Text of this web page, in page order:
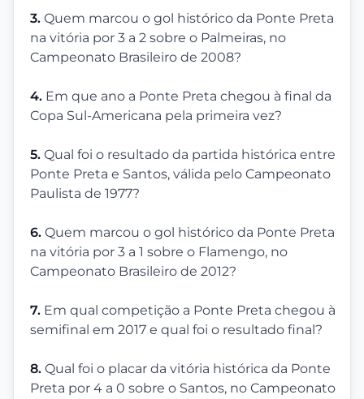
3. Quem marcou o gol histórico da Ponte Preta
na vitória por 3 a 2 sobre o Palmeiras, no
Campeonato Brasileiro de 2008?
4. Em que ano a Ponte Preta chegou à final da
Copa Sul-Americana pela primeira vez?
5. Qual foi o resultado da partida histórica entre
Ponte Preta e Santos, válida pelo Campeonato
Paulista de 1977?
6. Quem marcou o gol histórico da Ponte Preta
na vitória por 3 a 1 sobre o Flamengo, no
Campeonato Brasileiro de 2012?
7. Em qual competição a Ponte Preta chegou à
semifinal em 2017 e qual foi o resultado final?
8. Qual foi o placar da vitória histórica da Ponte
Preta por 4 a 0 sobre o Santos, no Campeonato